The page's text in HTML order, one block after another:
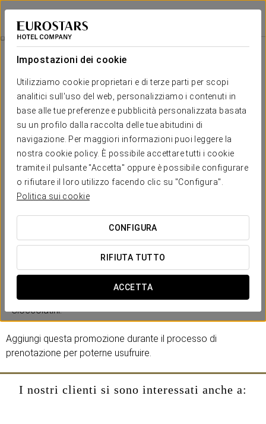
Impostazioni dei cookie
Utilizziamo cookie proprietari e di terze parti per scopi
analitici sull'uso del web, personalizziamo i contenuti in
base alle tue preferenze e pubblicità personalizzata basata
su un profilo dalla raccolta delle tue abitudini di
navigazione. Per maggiori informazioni puoi leggere la
nostra cookie policy. È possibile accettare tutti i cookie
tramite il pulsante "Accetta" oppure è possibile configurare
o rifiutare il loro utilizzo facendo clic su "Configura".
Politica sui cookie
CONFIGURA
RIFIUTA TUTTO
ACCETTA
Eurostars Madrid Gran Vía
MADRID
Esperienza Romantica
18 €
Esperienza Romantica
Se stai cercando un luogo dove vivere un'esperienza
indimenticabile con la tua dolce metà, siamo qui per aiutarti a
- Bottiglia di cava.
- Cioccolatini.
Aggiungi questa promozione durante il processo di
prenotazione per poterne usufruire.
I nostri clienti si sono interessati anche a: